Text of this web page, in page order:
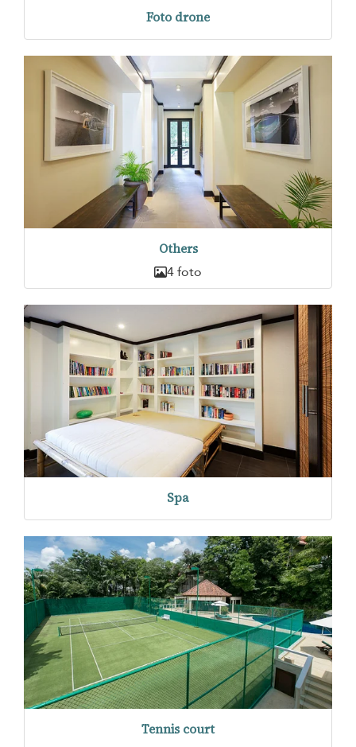
Foto drone
Others
4 foto
Spa
Tennis court